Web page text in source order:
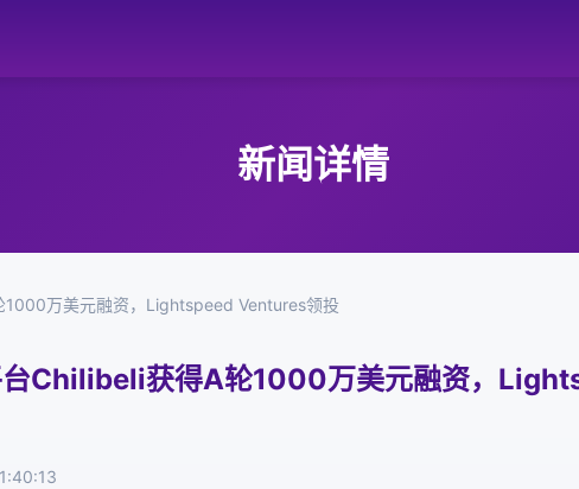
新闻详情
1000万美元融资，Lightspeed Ventures领投
台Chilibeli获得A轮1000万美元融资，